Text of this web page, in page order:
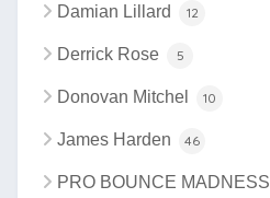
Damian Lillard 12
Derrick Rose 5
Donovan Mitchel 10
James Harden 46
PRO BOUNCE MADNESS